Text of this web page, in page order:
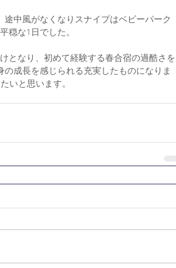
中風がなくなりスナイプはベビーパーク
穏な1日でした。
となり、初めて経験する春合宿の過酷さを
成長を感じられる充実したものになりま
いと思います。